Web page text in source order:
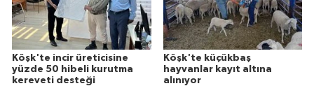
Köşk'te incir üreticisine
yüzde 50 hibeli kurutma
kereveti desteği
Köşk'te küçükbaş
hayvanlar kayıt altına
alınıyor